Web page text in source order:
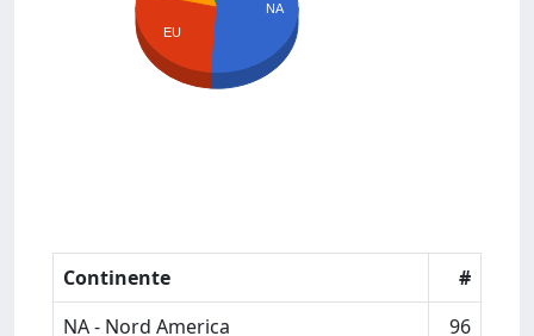
EU
NA
Continente
#
NA - Nord America
96